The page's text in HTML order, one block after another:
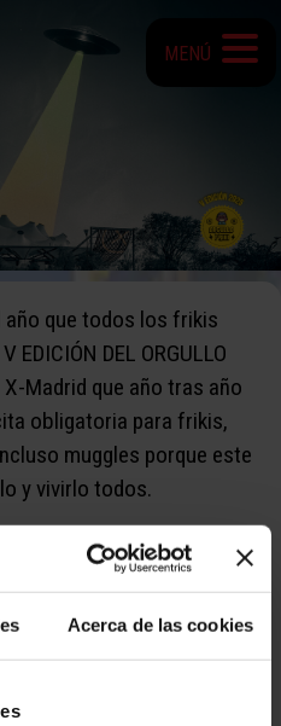
Acerca de las cookies
MENÚ
año que todos los frikis
DEL ORGULLO
Madrid que año tras año
obligatoria para frikis,
muggles porque este
y vivirlo todos.
(aunque a estas alturas
Friki o geek es una
esperanza’ la primera